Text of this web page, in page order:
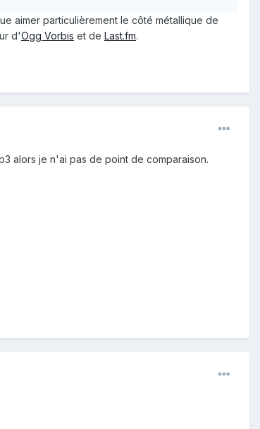
aimer particulièrement le côté métallique de
d'Ogg Vorbis et de Last.fm.
alors je n'ai pas de point de comparaison.